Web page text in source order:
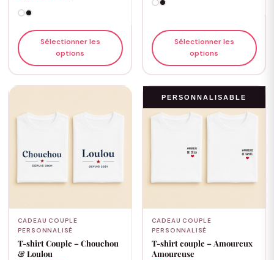
Sélectionner les
options
Sélectionner les
options
CADEAU COUPLE
PERSONNALISÉ
T-shirt Couple – Chouchou
& Loulou
PERSONNALISABLE
CADEAU COUPLE
PERSONNALISÉ
T-shirt couple – Amoureux
Amoureuse